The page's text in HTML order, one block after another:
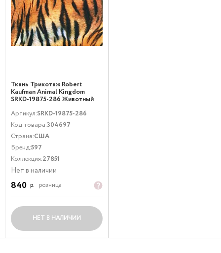
Ткань Трикотаж Robert
Kaufman Animal Kingdom
SRKD-19875-286 Животный
Артикул:SRKD-19875-286
Код товара:304697
Страна:США
Бренд:597
Коллекция:27851
Нет в наличии
840 р. розница
НЕТ В НАЛИЧИИ